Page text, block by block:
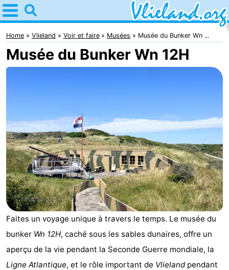
Home
Vlieland
Astuces
enfants
Passer
la
nuit
Appartements
-
Vlieduyn
Campings
Hôtels
minutes
Plages
Home Vlieland Voir et faire Musées Musée du Bunker Wn ...
Musée du Bunker Wn 12H
Faites un voyage unique à travers le temps. Le musée du
bunker Wn 12H, caché sous les sables dunaires, offre un
aperçu de la vie pendant la Seconde Guerre mondiale, la
Ligne Atlantique, et le rôle important de Vlielandpendant